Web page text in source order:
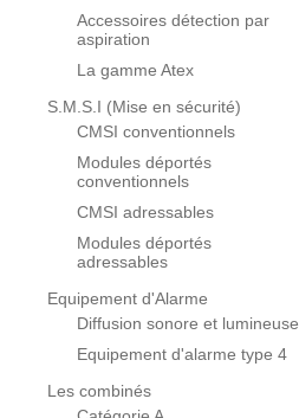
Accessoires détection par
aspiration
La gamme Atex
S.M.S.I (Mise en sécurité)
CMSI conventionnels
Modules déportés
conventionnels
CMSI adressables
Modules déportés
adressables
Equipement d'Alarme
Diffusion sonore et lumineuse
Equipement d'alarme type 4
Les combinés